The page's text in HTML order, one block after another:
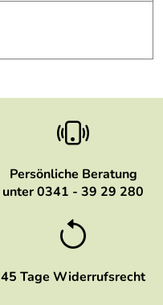
Persönliche Beratung
unter 0341 - 39 29 280
45 Tage Widerrufsrecht